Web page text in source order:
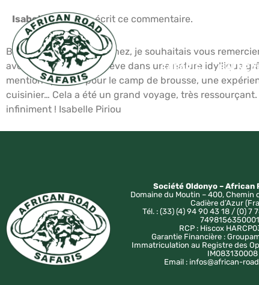
SAFARIS
Isabelle PIRIOUa écrit ce commentaire.
Bonjour Monsieur Blanchez, je souhaitais vous
avons vécu 7 jours de rêve dans une nature idyllique
mention spéciale pour le camp de brousse, une
cuisinier… Cela a été un grand voyage, très
infiniment ! Isabelle Piriou
Société Oldonyo – African
Domaine du Moutin – 400, Chemin
Cadière d’Azur
Tél. : (33) (4) 94 90 43 18 / (0) 7
RCP : Hiscox
Garantie Financière :
Immatriculation au Registre des
IM083130008
Email : infos@african-